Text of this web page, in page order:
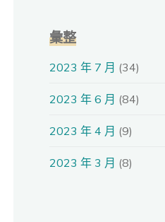
彙整
2023 年 7 月 (34)
2023 年 6 月 (84)
2023 年 4 月 (9)
2023 年 3 月 (8)